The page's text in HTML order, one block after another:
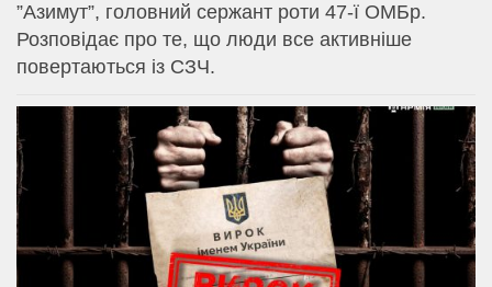
⁨”Азимут”, головний сержант роти 47-ї ОМБр.
Розповідає про те, що люди все активніше
повертаються із СЗЧ.